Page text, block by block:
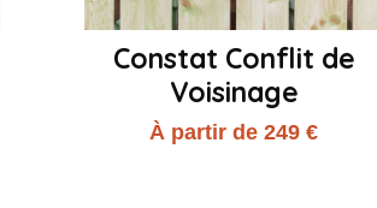
Constat Conflit de
Voisinage
À partir de 249 €